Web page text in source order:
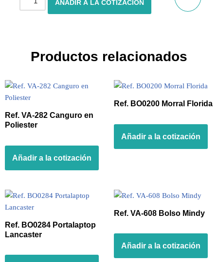
AÑADIR A LA COTIZACIÓN
Productos relacionados
Ref. VA-282 Canguro en
Poliester
Añadir a la cotización
Ref. BO0200 Morral Florida
Añadir a la cotización
Ref. BO0284 Portalaptop
Lancaster
Ref. VA-608 Bolso Mindy
Añadir a la cotización